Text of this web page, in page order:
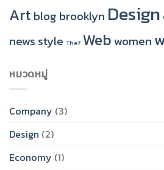
Art blog brooklyn Design
news style The7 Webwomen
หมวดหมู่
Company (3)
Design (2)
Economy (1)